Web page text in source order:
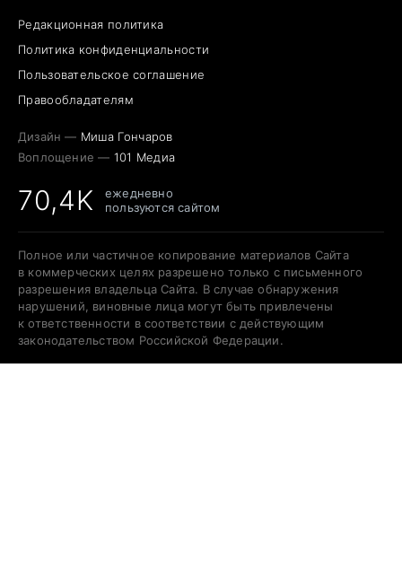
Редакционная политика
Политика конфиденциальности
Пользовательское соглашение
Правообладателям
Дизайн — Миша Гончаров
Воплощение — 101 Медиа
70,4K
ежедневно
пользуются сайтом
Полное или частичное копирование материалов Сайта
в коммерческих целях разрешено только с письменного
разрешения владельца Сайта. В случае обнаружения
нарушений, виновные лица могут быть привлечены
к ответственности в соответствии с действующим
законодательством Российской Федерации.